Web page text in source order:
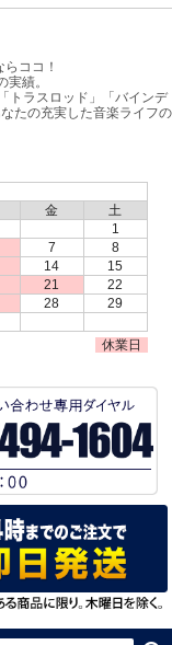
ココ！
績。
トラスロッド」「バインデ
たの充実した音楽ライフの
金
土
1
7
8
14
15
21
22
28
29
休業日